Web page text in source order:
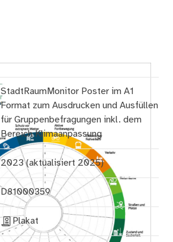
StadtRaumMonitor Poster im A1
Format zum Ausdrucken und Ausfüllen
für Gruppenbefragungen inkl. dem
Bereich Klimaanpassung
2023 (aktualisiert 2025)
D81000359
Plakat